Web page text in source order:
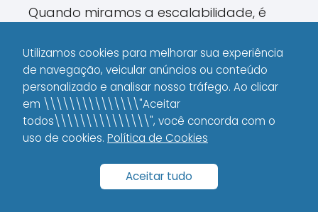
Quando miramos a escalabilidade, é
rápida, sem perder a essência do que
torna o seu produto único.
A Importância de Medir
Resultados e Ajustar
Estratégias
Utilizamos cookies para melhorar sua experiência
de navegação, veicular anúncios ou conteúdo
personalizado e analisar nosso tráfego. Ao clicar
em \\\\\\\\\\\\\\\"Aceitar
todos\\\\\\\\\\\\\\\", você concorda com o
uso de cookies. Política de Cookies
Aceitar tudo